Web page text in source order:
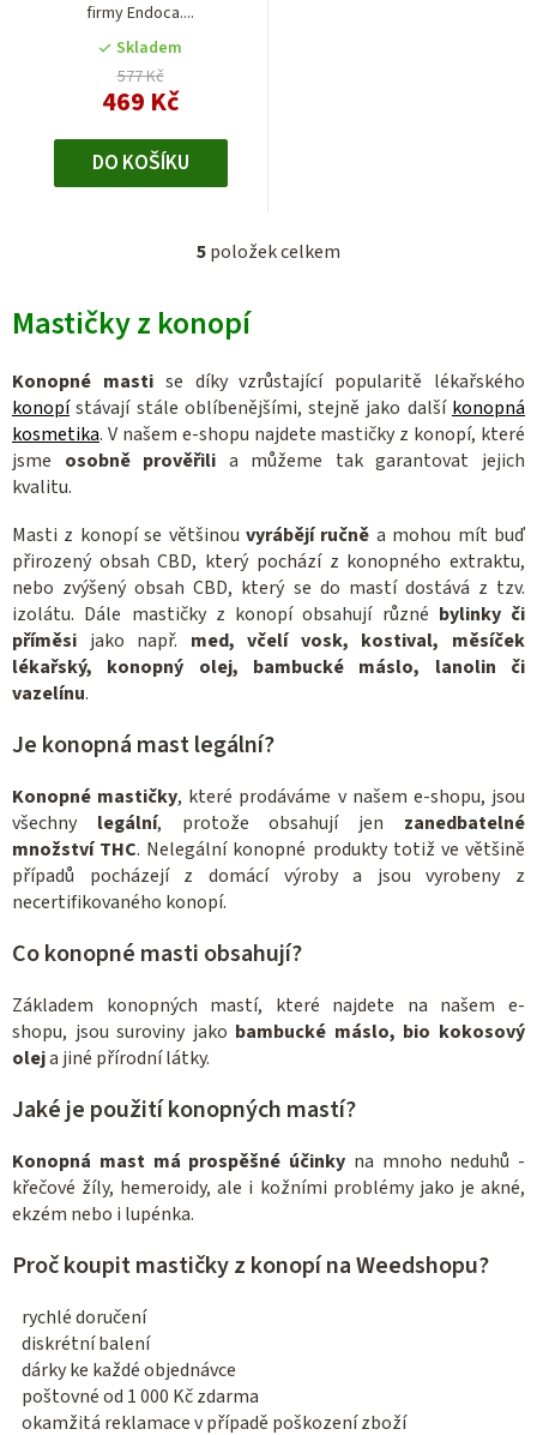
firmy Endoca....
Skladem
577 Kč
469 Kč
DO KOŠÍKU
O
d
a
c
í
r
v
k
y
v
ý
s
u
5položek celkem
Mastičky z konopí
Konopné mastise díky vzrůstající popularitě lékařského
konopístávají stále oblíbenějšími, stejně jako další konopná
kosmetika. V našem e-shopu najdete mastičky z konopí, které
jsme osobně prověřili a můžeme tak garantovat jejich
kvalitu.
Masti z konopí se většinou vyrábějí ručně a mohou mít buď
přirozený obsah CBD, který pochází z konopného extraktu,
nebo zvýšený obsah CBD, který se do mastí dostává z tzv.
izolátu. Dále mastičky z konopí obsahují různé bylinky či
příměsi jako např. med, včelí vosk, kostival, měsíček
lékařský, konopný olej, bambucké máslo, lanolin či
vazelínu.
Je konopná mast legální?
Konopné mastičky, které prodáváme v našem e-shopu, jsou
všechny legální, protože obsahují jen zanedbatelné
množství THC. Nelegální konopné produkty totiž ve většině
případů pocházejí z domácí výroby a jsou vyrobeny z
necertifikovaného konopí.
Co konopné masti obsahují?
Základem konopných mastí, které najdete na našem e-
shopu, jsou suroviny jako bambucké máslo, bio kokosový
oleja jiné přírodní látky.
Jaké je použití konopných mastí?
Konopná mast má prospěšné účinky na mnoho neduhů -
křečové žíly, hemeroidy, ale i kožními problémy jako je akné,
ekzém nebo i lupénka.
Proč koupit mastičky z konopí na Weedshopu?
rychlé doručení
diskrétní balení
dárky ke každé objednávce
poštovné od 1 000 Kč zdarma
okamžitá reklamace v případě poškození zboží